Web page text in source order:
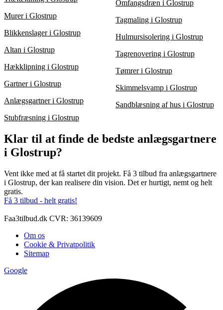
Murer i Glostrup
Blikkenslager i Glostrup
Altan i Glostrup
Hækklipning i Glostrup
Gartner i Glostrup
Anlægsgartner i Glostrup
Stubfræsning i Glostrup
Omfangsdræn i Glostrup
Tagmaling i Glostrup
Hulmursisolering i Glostrup
Tagrenovering i Glostrup
Tømrer i Glostrup
Skimmelsvamp i Glostrup
Sandblæsning af hus i Glostrup
Klar til at finde de bedste anlægsgartnere
i Glostrup?
Vent ikke med at få startet dit projekt. Få 3 tilbud fra anlægsgartnere
i Glostrup, der kan realisere din vision. Det er hurtigt, nemt og helt
gratis.
Få 3 tilbud - helt gratis!
Faa3tilbud.dk CVR: 36139609
Om os
Cookie & Privatpolitik
Sitemap
Google